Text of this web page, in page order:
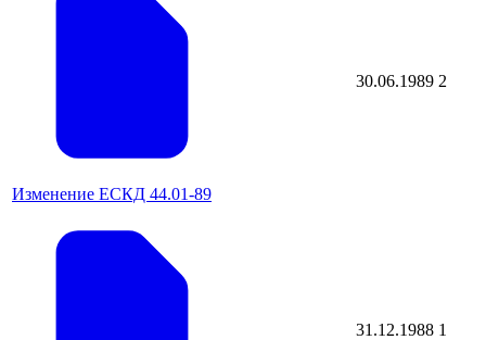
Изменение ЕСКД 44.01-89
30.06.1989 2
31.12.1988 1